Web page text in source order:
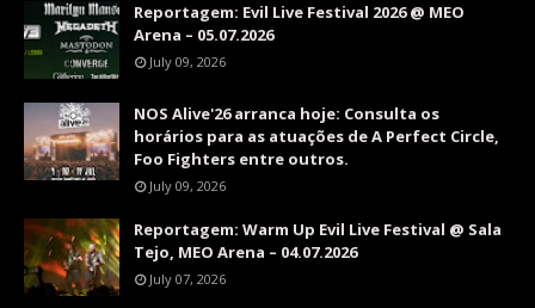
Reportagem: Evil Live Festival 2026 @ MEO
Arena – 05.07.2026
July 09, 2026
NOS Alive'26 arranca hoje: Consulta os
horários para as atuações de A Perfect Circle,
Foo Fighters entre outros.
July 09, 2026
Reportagem: Warm Up Evil Live Festival @ Sala
Tejo, MEO Arena – 04.07.2026
July 07, 2026